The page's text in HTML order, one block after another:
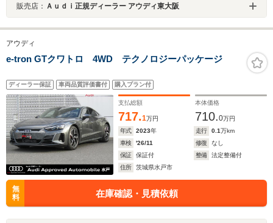
販売店： Ａｕｄｉ正規ディーラー アウディ東大阪
アウディ
e-tron GTクワトロ 4WD テクノロジーパッケージ
ディーラー保証 車両品質評価書付 購入プラン付
支払総額
717.1万円
本体価格
710.0万円
年式
2023年 走行 0.1万km
車検
'26/11 修復
なし
保証
保証付 整備
法定整備付
住所
茨城県水戸市
無
料
在庫確認・見積依頼